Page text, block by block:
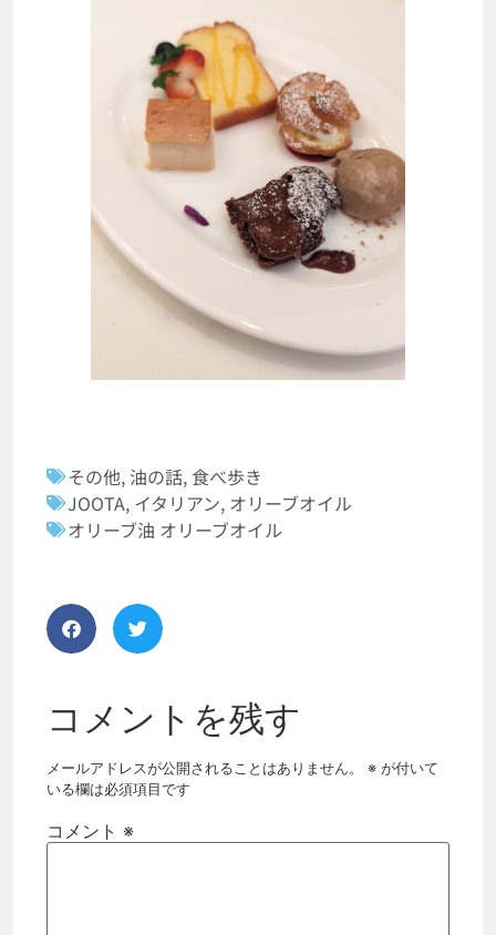
その他, 油の話,食べ歩き
JOOTA, イタリアン, オリーブオイル
オリーブ油 オリーブオイル
コメントを残す
メールアドレスが公開されることはありません。 ※ が付いて
いる欄は必須項目です
コメント ※